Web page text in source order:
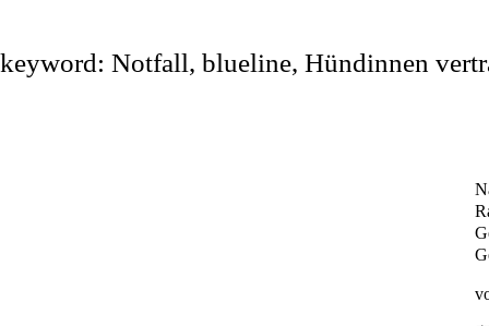
keyword: Notfall, blueline, Hündinnen